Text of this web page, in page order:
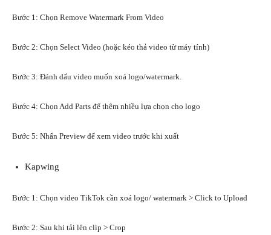
Bước 1: Chọn Remove Watermark From Video
Bước 2: Chọn Select Video (hoặc kéo thả video từ máy tính)
Bước 3: Đánh dấu video muốn xoá logo/watermark.
Bước 4: Chọn Add Parts để thêm nhiều lựa chọn cho logo
Bước 5: Nhấn Preview để xem video trước khi xuất
Kapwing
Bước 1: Chọn video TikTok cần xoá logo/ watermark > Click to Upload
Bước 2: Sau khi tải lên clip > Crop